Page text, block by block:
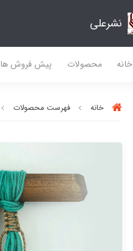
نشرعلی
خانه محصولات پیش فروش ها
خانه فهرست محصولات